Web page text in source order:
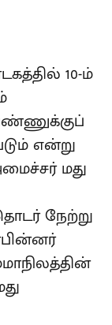
10-ம்
என்று
மது
நேற்று